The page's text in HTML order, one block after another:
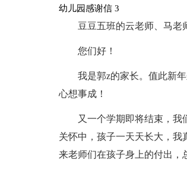
幼儿园感谢信 3
豆豆五班的云老师、马老
您们好！
我是郭z的家长。值此新
心想事成！
又一个学期即将结束，我
关怀中，孩子一天天长大，
来老师们在孩子身上的付出，